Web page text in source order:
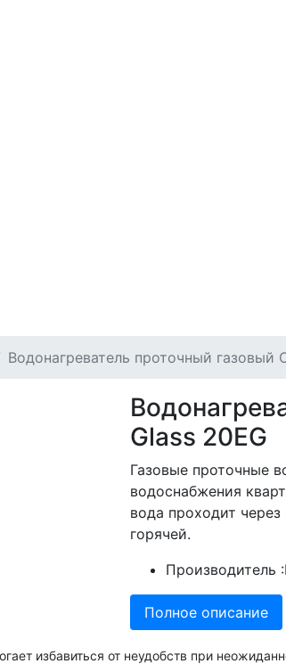
Водонагреватель проточный газовый
Glass 20EG
Газовые проточные
водоснабжения
вода проходит
горячей.
Производитель :
Полное описание
избавиться от неудобств при